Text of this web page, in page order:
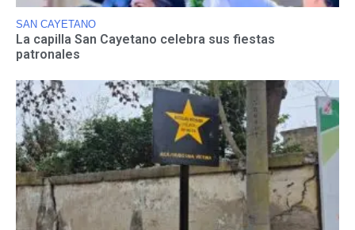
SAN CAYETANO
La capilla San Cayetano celebra sus fiestas
patronales